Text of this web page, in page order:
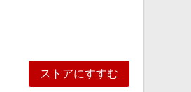
ストアにすすむ